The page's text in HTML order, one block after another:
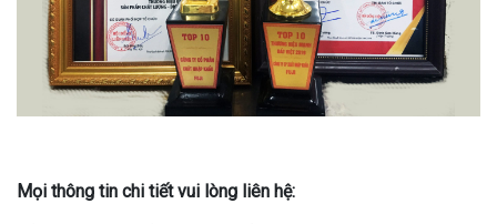
Mọi thông tin chi tiết vui lòng liên hệ: